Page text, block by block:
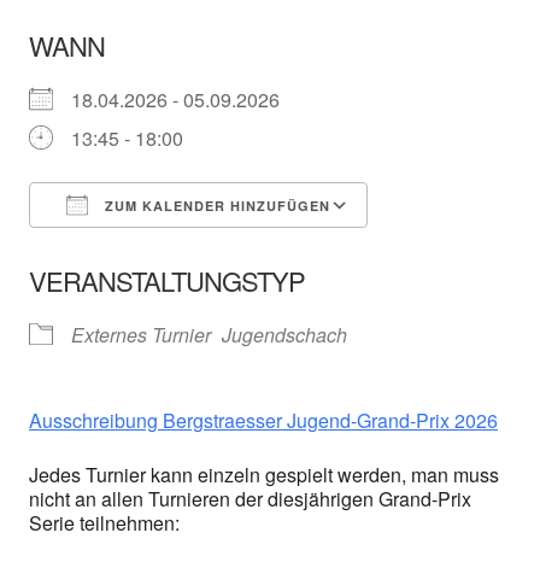
WANN
18.04.2026 - 05.09.2026
13:45 - 18:00
ZUM KALENDER HINZUFÜGEN
VERANSTALTUNGSTYP
Externes Turnier Jugendschach
Ausschreibung Bergstraesser Jugend-Grand-Prix 2026
Jedes Turnier kann einzeln gespielt werden, man muss
nicht an allen Turnieren der diesjährigen Grand-Prix
Serie teilnehmen: